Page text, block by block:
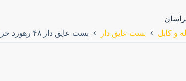
و کابل بست عایق دار بست عایق دار ۴۸ رهورد خراسان